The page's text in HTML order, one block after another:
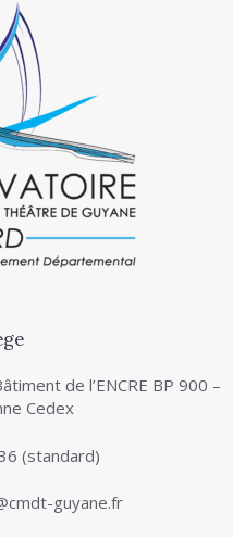
de l’ENCRE BP 900 –
Cedex
(standard)
guyane.fr